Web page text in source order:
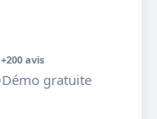
+200 avis
Démo gratuite